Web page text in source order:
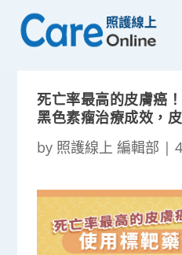
死亡率最高的皮膚癌
黑色素瘤治療成效，
by 照護線上 編輯部 |